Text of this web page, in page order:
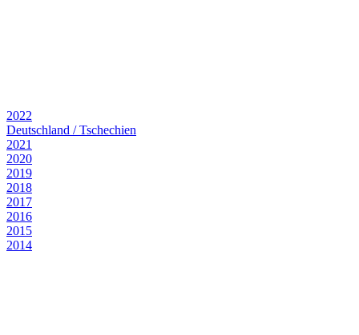
2022
Deutschland / Tschechien
2021
2020
2019
2018
2017
2016
2015
2014